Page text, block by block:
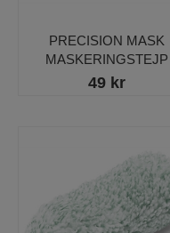
PRECISION MASK
MASKERINGSTEJP
49 kr